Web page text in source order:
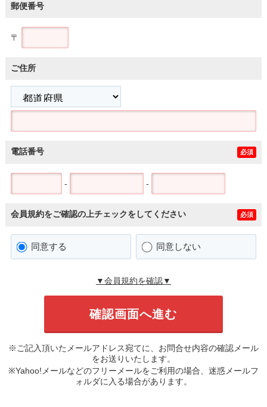
郵便番号
〒
ご住所
電話番号 必須
- -
会員規約をご確認の上チェックをしてください 必須
同意する 同意しない
▼会員規約を確認▼
※ご記入頂いたメールアドレス宛てに、お問合せ内容の確認メール
をお送りいたします。
※Yahoo!メールなどのフリーメールをご利用の場合、迷惑メールフ
ォルダに入る場合があります。